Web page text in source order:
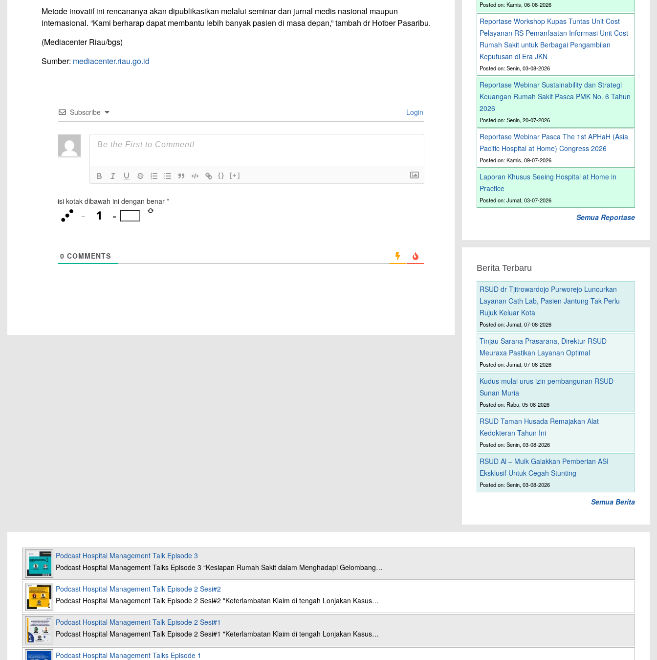
Metode inovatif ini rencananya akan dipublikasikan melalui seminar dan jurnal medis nasional maupun
internasional. “Kami berharap dapat membantu lebih banyak pasien di masa depan,” tambah dr Hotber Pasaribu.
(Mediacenter Riau/bgs)
Sumber: mediacenter.riau.go.id
Subscribe Login
{} [+]
isi kotak dibawah ini dengan benar*
−
=
0 COMMENTS
Posted on: Kamis, 06-08-2026
Reportase Workshop Kupas Tuntas Unit Cost
Pelayanan RS Pemanfaatan Informasi Unit Cost
Rumah Sakit untuk Berbagai Pengambilan
Keputusan di Era JKN
Posted on: Senin, 03-08-2026
Reportase Webinar Sustainability dan Strategi
Keuangan Rumah Sakit Pasca PMK No. 6 Tahun
2026
Posted on: Senin, 20-07-2026
Reportase Webinar Pasca The 1st APHaH (Asia
Pacific Hospital at Home) Congress 2026
Posted on: Kamis, 09-07-2026
Laporan Khusus Seeing Hospital at Home in
Practice
Posted on: Jumat, 03-07-2026
Semua Reportase
Berita Terbaru
RSUD dr Tjitrowardojo Purworejo Luncurkan
Layanan Cath Lab, Pasien Jantung Tak Perlu
Rujuk Keluar Kota
Posted on: Jumat, 07-08-2026
Tinjau Sarana Prasarana, Direktur RSUD
Meuraxa Pastikan Layanan Optimal
Posted on: Jumat, 07-08-2026
Kudus mulai urus izin pembangunan RSUD
Sunan Muria
Posted on: Rabu, 05-08-2026
RSUD Taman Husada Remajakan Alat
Kedokteran Tahun Ini
Posted on: Senin, 03-08-2026
RSUD Al – Mulk Galakkan Pemberian ASI
Eksklusif Untuk Cegah Stunting
Posted on: Senin, 03-08-2026
Semua Berita
Podcast Hospital Management Talk Episode 3
Podcast Hospital Management Talks Episode 3 “Kesiapan Rumah Sakit dalam Menghadapi Gelombang…
Podcast Hospital Management Talk Episode 2 Sesi#2
Podcast Hospital Management Talk Episode 2 Sesi#2 "Keterlambatan Klaim di tengah Lonjakan Kasus…
Podcast Hospital Management Talk Episode 2 Sesi#1
Podcast Hospital Management Talk Episode 2 Sesi#1 "Keterlambatan Klaim di tengah Lonjakan Kasus…
Podcast Hospital Management Talks Episode 1